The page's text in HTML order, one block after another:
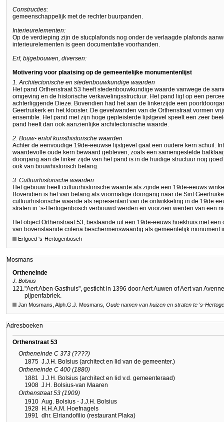
Constructies:
gemeenschappelijk met de rechter buurpanden.
Interieurelementen:
Op de verdieping zijn de stucplafonds nog onder de verlaagde plafonds
interieurelementen is geen documentatie voorhanden.
Erf, bijgebouwen, diversen:
Motivering voor plaatsing op de gemeentelijke monumentenlijst
1. Architectonische en stedenbouwkundige waarden
Het pand Orthenstraat 53 heeft stedenbouwkundige waarde vanwege de
omgeving en de historische verkavelingsstructuur. Het pand ligt op een
achterliggende Dieze. Bovendien had het aan de linkerzijde een
Geertruikerk en het klooster. De gevelwanden van de Orthenstraat vormen
ensemble. Het pand met zijn hoge gepleisterde lijstgevel speelt een zeer
pand heeft dan ook aanzienlijke architectonische waarde.
2. Bouw- en/of kunsthistorische waarden
Achter de eenvoudige 19de-eeuwse lijstgevel gaat een oudere kern schuil.
waardevolle oude kern bewaard gebleven, zoals een samengestelde
doorgang aan de linker zijde van het pand is in de huidige structuur nog
ook van bouwhistorisch belang.
3. Cultuurhistorische waarden
Het gebouw heeft cultuurhistorische waarde als zijnde een 19de-eeuws
Bovendien is het van belang als voormalige doorgang naar de Sint
cultuurhistorische waarde als representant van de ontwikkeling in de 19de
straten in ’s-Hertogenbosch verbouwd werden en voorzien werden van een
Het objectOrthenstraat 53, bestaande uit een 19de-eeuws hoekhuis met
van bovenstaande criteria beschermenswaardig als gemeentelijk monument
Erfgoed 's-Hertogenbosch
Mosmans
Ortheneinde
J. Bolsius
121."Aert Aben Gasthuis", gesticht in 1396 door Aert Auwen of Aert van
pijpenfabriek.
Jan Mosmans, Alph.G.J. Mosmans, Oude namen van huizen en straten te 's-
Adresboeken
Orthenstraat 53
Ortheneinde C 373 (????)
1875 J.J.H. Bolsius (architect en lid van de gemeenter.)
Ortheneinde C 400 (1880)
1881
J.J.H. Bolsius (architect en lid v.d. gemeenteraad)
1908 J.H. Bolsius-van Maaren
Orthenstraat 53 (1909)
1910 Aug. Bolsius - J.J.H. Bolsius
1928 H.H.A.M. Hoefnagels
1991
dhr. Elriandofilio (restaurant Plaka)